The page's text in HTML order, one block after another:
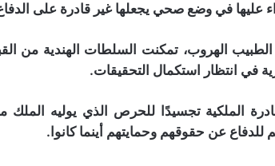
عليها في وضع صحي يجعلها غير قادرة على
الهروب، تمكنت السلطات الهندية من
في انتظار استكمال التحقيقات.
الملكية تجسيدًا للحرص الذي يوليه
للدفاع عن حقوقهم وحمايتهم أينما كانوا.